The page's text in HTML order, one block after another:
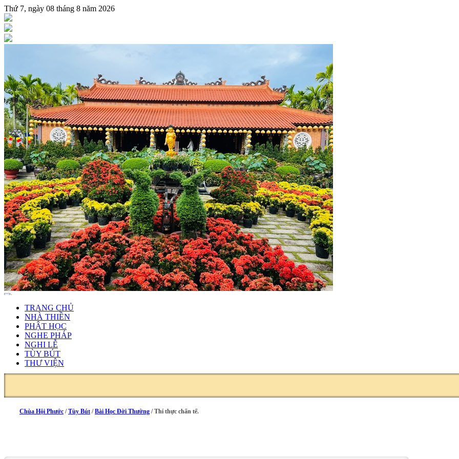
Thứ 7, ngày 08 tháng 8 năm 2026
TRANG CHỦ
NHÀ THIỀN
PHẬT HỌC
NGHE PHÁP
NGHI LỄ
TÙY BÚT
THƯ VIỆN
Chùa Hội Phước / Tùy Bút / Bài Học Đời Thường / Thí thực chẩn tế.